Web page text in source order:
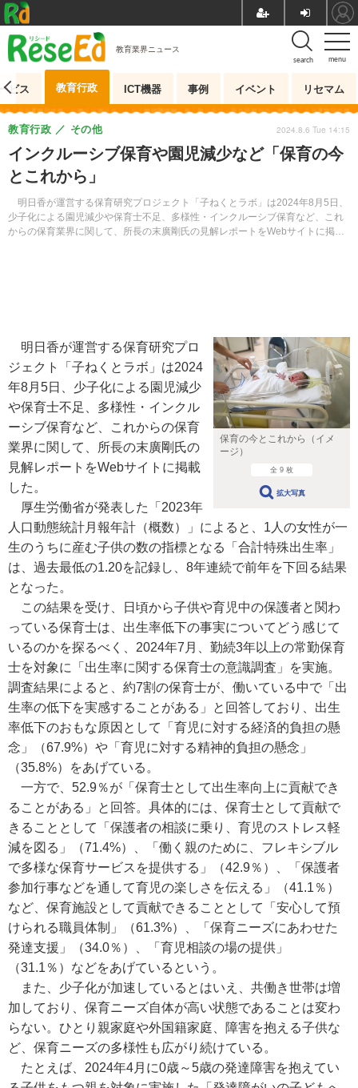
menu
search
教育業界ニュース
ビス 教育行政 ICT機器 事例 イベント リセマム
インクルーシブ保育や園児減少など「保育の今
とこれから」
明日香が運営する保育研究プロジェクト「子ねくとラボ」は2024年8月5日、
少子化による園児減少や保育士不足、多様性・インクルーシブ保育など、これ
からの保育業界に関して、所長の末廣剛氏の見解レポートをWebサイトに掲載
教育行政 その他 2024.8.6 Tue 14:15
保育の今とこれから（イメ
ージ）
全 9 枚
拡大写真
明日香が運営する保育研究プロ
ジェクト「子ねくとラボ」は2024
年8月5日、少子化による園児減少
や保育士不足、多様性・インクル
ーシブ保育など、これからの保育
業界に関して、所長の末廣剛氏の
見解レポートをWebサイトに掲載
した。
厚生労働省が発表した「2023年
人口動態統計月報年計（概数）」によると、1人の女性が一
生のうちに産む子供の数の指標となる「合計特殊出生率」
は、過去最低の1.20を記録し、8年連続で前年を下回る結果
となった。
この結果を受け、日頃から子供や育児中の保護者と関わ
っている保育士は、出生率低下の事実についてどう感じて
いるのかを探るべく、2024年7月、勤続3年以上の常勤保育
士を対象に「出生率に関する保育士の意識調査」を実施。
調査結果によると、約7割の保育士が、働いている中で「出
生率の低下を実感することがある」と回答しており、出生
率低下のおもな原因として「育児に対する経済的負担の懸
念」（67.9%）や「育児に対する精神的負担の懸念」
（35.8%）をあげている。
一方で、52.9％が「保育士として出生率向上に貢献でき
ることがある」と回答。具体的には、保育士として貢献で
きることとして「保護者の相談に乗り、育児のストレス軽
減を図る」（71.4%）、「働く親のために、フレキシブル
で多様な保育サービスを提供する」（42.9％）、「保護者
参加行事などを通して育児の楽しさを伝える」（41.1％）
など、保育施設として貢献できることとして「安心して預
けられる職員体制」（61.3%）、「保育ニーズにあわせた
発達支援」（34.0％）、「育児相談の場の提供」
（31.1％）などをあげているという。
また、少子化が加速しているとはいえ、共働き世帯は増
加しており、保育ニーズ自体が高い状態であることは変わ
らない。ひとり親家庭や外国籍家庭、障害を抱える子供な
ど、保育ニーズの多様性も広がり続けている。
たとえば、2024年4月に0歳～5歳の発達障害を抱えてい